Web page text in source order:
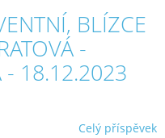
BLÍZCE
-
- 18.12.2023
Celý příspěvek